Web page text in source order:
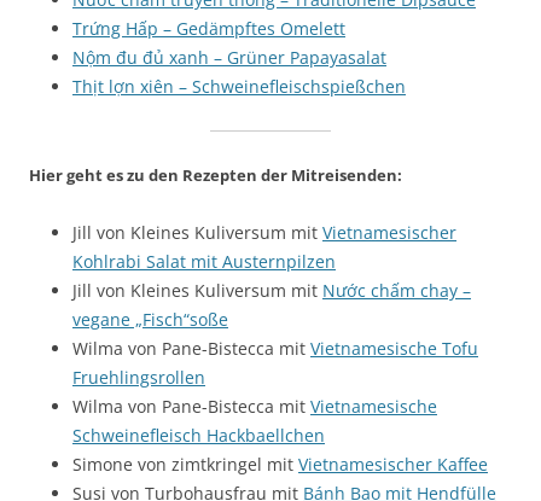
Trứng Hấp – Gedämpftes Omelett
Nộm đu đủ xanh – Grüner Papayasalat
Thịt lợn xiên – Schweinefleischspießchen
Hier geht es zu den Rezepten der Mitreisenden:
Jill von Kleines Kuliversum mit Vietnamesischer
Kohlrabi Salat mit Austernpilzen
Jill von Kleines Kuliversum mit Nước chấm chay –
vegane „Fisch“soße
Wilma von Pane-Bistecca mit Vietnamesische Tofu
Fruehlingsrollen
Wilma von Pane-Bistecca mit Vietnamesische
Schweinefleisch Hackbaellchen
Simone von zimtkringel mit Vietnamesischer Kaffee
Susi von Turbohausfrau mit Bánh Bao mit Hendfülle